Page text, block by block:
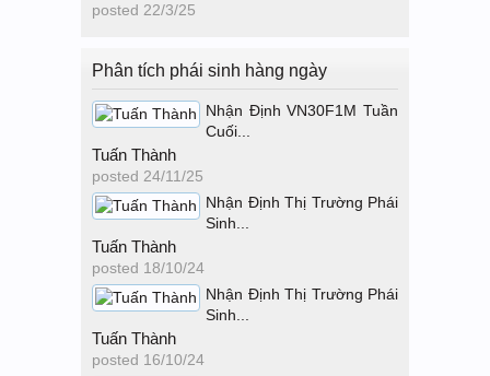
posted 22/3/25
Phân tích phái sinh hàng ngày
Nhận Định VN30F1M Tuần
Cuối...
Tuấn Thành
posted 24/11/25
Nhận Định Thị Trường Phái
Sinh...
Tuấn Thành
posted 18/10/24
Nhận Định Thị Trường Phái
Sinh...
Tuấn Thành
posted 16/10/24